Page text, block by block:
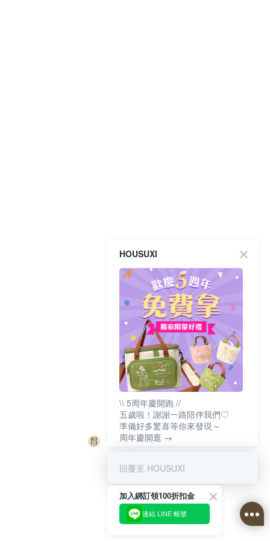
HOUSUXI
\\ 5周年慶開跑 //
五歲啦！謝謝一路陪伴我們♡
準備好多驚喜等你來發現～
周年慶開逛 →
回覆至 HOUSUXI
加入綁訂領100折扣金
連結 LINE 帳號